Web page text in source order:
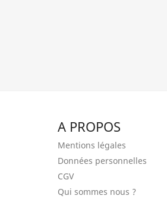
A PROPOS
Mentions légales
Données personnelles
CGV
Qui sommes nous ?